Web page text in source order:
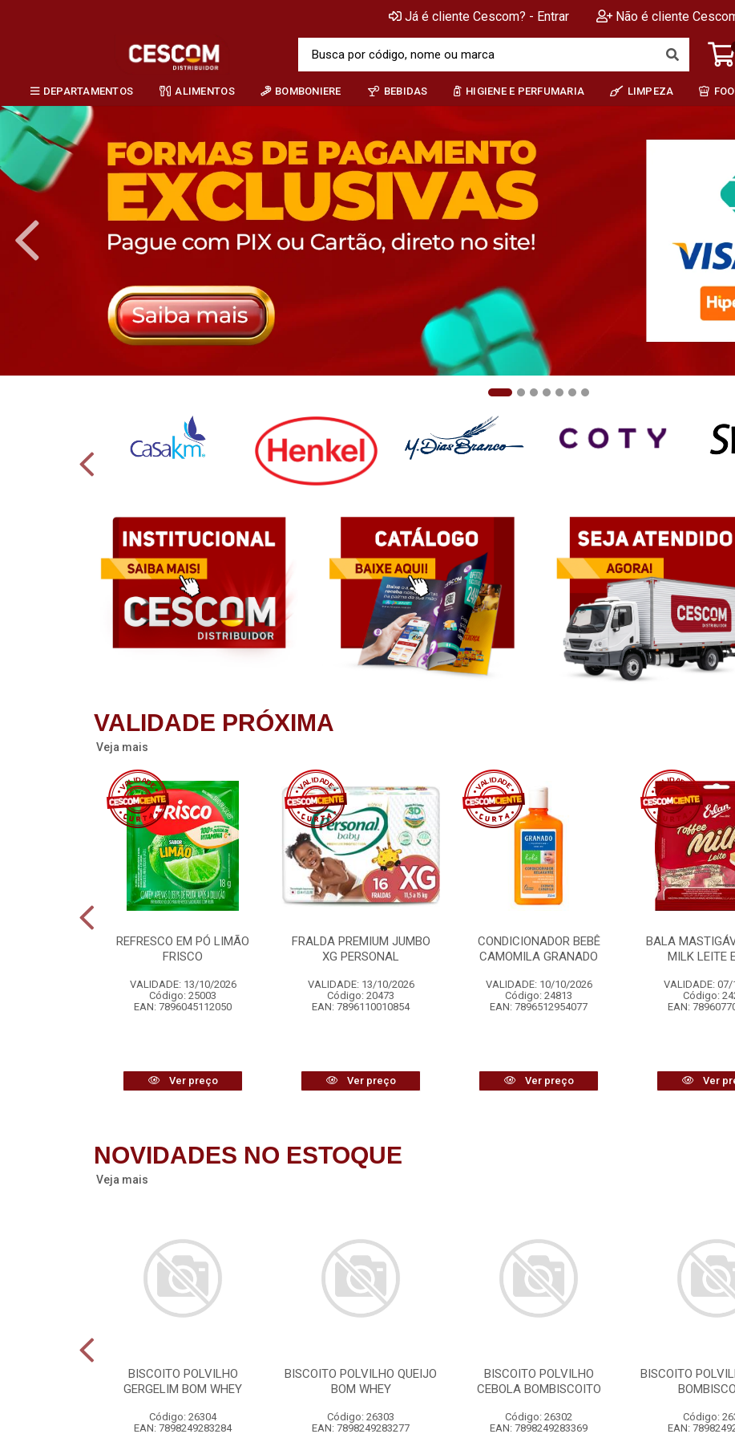
Já é cliente Cescom? - Entrar Não é cliente
DEPARTAMENTOS ALIMENTOS BOMBONIERE BEBIDAS HIGIENE E PERFUMARIA LIMPEZA
VALIDADE PRÓXIMA
Veja mais
REFRESCO EM PÓ LIMÃO
FRISCO
VALIDADE: 13/10/2026
Código: 25003
EAN: 7896045112050
Ver preço
FRALDA PREMIUM JUMBO
XG PERSONAL
VALIDADE: 13/10/2026
Código: 20473
EAN: 7896110010854
Ver preço
CONDICIONADOR BEBÊ
CAMOMILA GRANADO
VALIDADE: 10/10/2026
Código: 24813
EAN: 7896512954077
Ver preço
BALA
MILK LEITE
VALIDADE:
Código:
EAN:
Ver
NOVIDADES NO ESTOQUE
Veja mais
BISCOITO POLVILHO
GERGELIM BOM WHEY
Código: 26304
EAN: 7898249283284
BISCOITO POLVILHO QUEIJO
BOM WHEY
Código: 26303
EAN: 7898249283277
BISCOITO POLVILHO
CEBOLA BOMBISCOITO
Código: 26302
EAN: 7898249283369
BISCOITO
Código:
EAN: